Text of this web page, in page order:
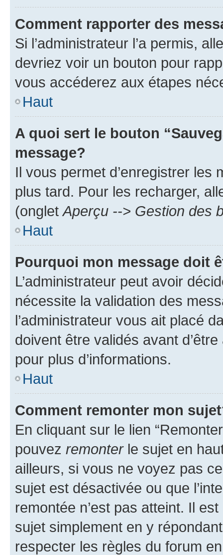
Comment rapporter des
Si l’administrateur l’a permis,
devriez voir un bouton pour
vous accéderez aux étapes
Haut
A quoi sert le bouton
message?
Il vous permet d’enregistrer
plus tard. Pour les recharger,
(ongletAperçu --> Gestion des
Haut
Pourquoi mon message doit
L’administrateur peut avoir
nécessite la validation des
l’administrateur vous ait placé
doivent être validés avant
pour plus d’informations.
Haut
Comment remonter mon
En cliquant sur le lien
pouvez remonterle sujet en
ailleurs, si vous ne voyez pas
sujet est désactivée ou que
remontée n’est pas atteint. Il
sujet simplement en y
respecter les règles du forum